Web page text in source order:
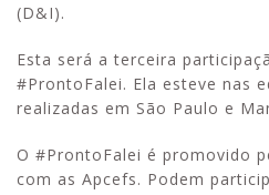
(D&I).
Esta será a terceira
#ProntoFalei. Ela esteve nas
realizadas em São Paulo e
O #ProntoFalei é promovido
com as Apcefs. Podem